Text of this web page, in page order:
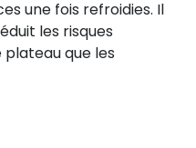
une fois refroidies. Il
les risques
que les